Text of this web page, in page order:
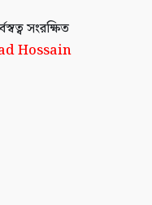
সংরক্ষিত
Hossain